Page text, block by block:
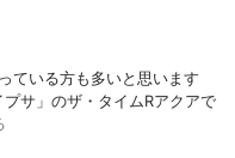
ている方も多いと思います
サ」のザ・タイムRアクアで